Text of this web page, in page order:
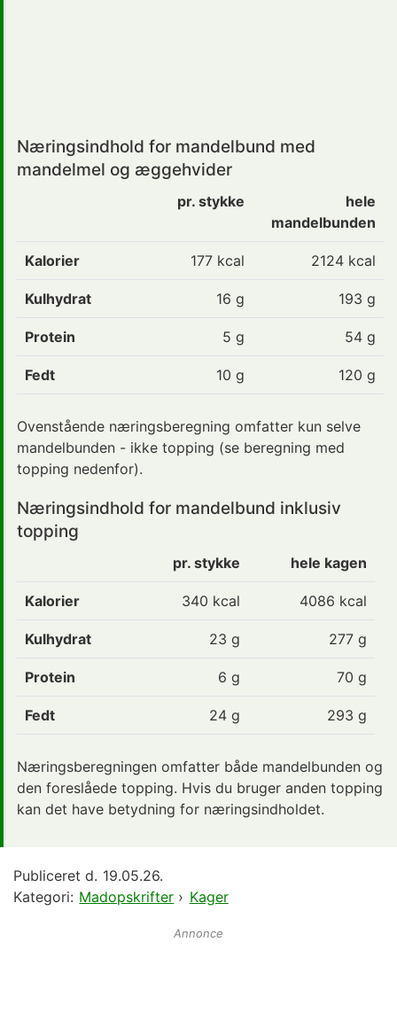
Næringsindhold for mandelbund med
mandelmel og æggehvider
pr. stykke
hele
mandelbunden
Kalorier 177 kcal 2124 kcal
Kulhydrat 16 g 193 g
Protein 5 g 54 g
Fedt 10 g 120 g
Ovenstående næringsberegning omfatter kun selve
mandelbunden - ikke topping (se beregning med
topping nedenfor).
Næringsindhold for mandelbund inklusiv
topping
pr. stykke hele kagen
Kalorier 340 kcal 4086 kcal
Kulhydrat 23 g 277 g
Protein 6 g 70 g
Fedt 24 g 293 g
Næringsberegningen omfatter både mandelbunden og
den foreslåede topping. Hvis du bruger anden topping
kan det have betydning for næringsindholdet.
Publiceret d. 19.05.26.
Kategori: Madopskrifter › Kager
Annonce